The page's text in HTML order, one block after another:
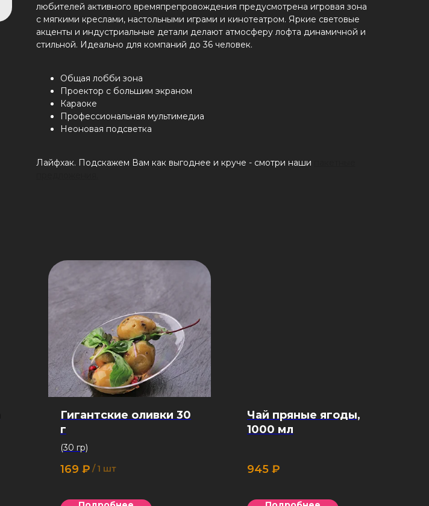
любителей активного времяпрепровождения предусмотрена игровая зона
с мягкими креслами, настольными играми и кинотеатром. Яркие световые
акценты и индустриальные детали делают атмосферу лофта динамичной и
стильной. Идеально для компаний до 36 человек.
Общая лобби зона
Проектор с большим экраном
Караоке
Профессиональная мультимедиа
Неоновая подсветка
Лайфхак. Подскажем Вам как выгоднее и круче - смотри наши
Гигантские оливки 30
г
(30 гр)
169 ₽ / 1 шт
Чай пряные ягоды,
1000 мл
945 ₽